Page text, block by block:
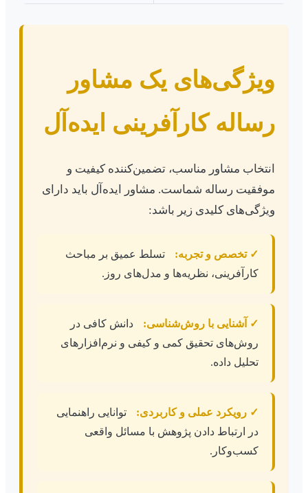
ویژگی‌های یک مشاور
رساله کارآفرینی ایده‌آل
انتخاب مشاور مناسب، تضمین‌کننده کیفیت و
موفقیت رساله شماست. مشاور ایده‌آل باید دارای
ویژگی‌های کلیدی زیر باشد:
✓ تخصص و تجربه:
تسلط عمیق بر مباحث
کارآفرینی، نظریه‌ها و مدل‌های روز.
✓ آشنایی با روش‌شناسی:
دانش کافی در
روش‌های تحقیق کمی و کیفی و نرم‌افزارهای
تحلیل داده.
✓ رویکرد عملی و کاربردی:
توانایی راهنمایی
در ارتباط دادن پژوهش با مسائل واقعی
کسب‌وکار.